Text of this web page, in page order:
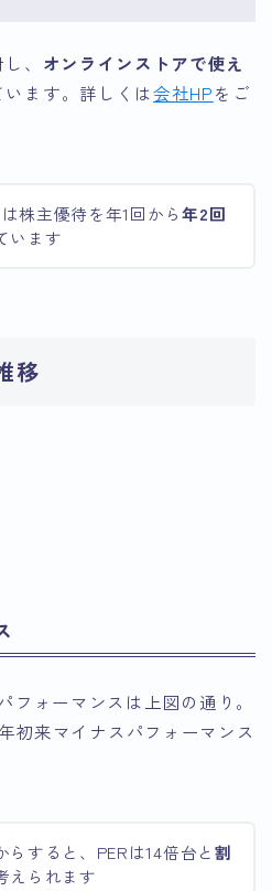
、 オンラインストアで使え
います。詳しくは会社HPをご
株主優待を年1回から年2回
います
移
フォーマンスは上図の通り。
初来マイナスパフォーマンス
らすると、PERは14倍台と割
えられます